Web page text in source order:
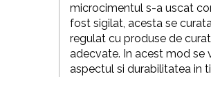
microcimentul s-a uscat
fost sigilat, acesta se
regulat cu produse de
adecvate. In acest mod se
aspectul si durabilitatea in